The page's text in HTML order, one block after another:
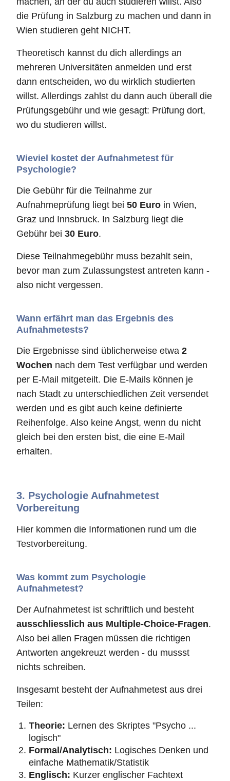
die Prüfung in Salzburg zu machen und dann in
Wien studieren geht NICHT.
Theoretisch kannst du dich allerdings an
mehreren Universitäten anmelden und erst
dann entscheiden, wo du wirklich studierten
willst. Allerdings zahlst du dann auch überall die
Prüfungsgebühr und wie gesagt: Prüfung dort,
wo du studieren willst.
Wieviel kostet der Aufnahmetest für
Psychologie?
Die Gebühr für die Teilnahme zur
Aufnahmeprüfung liegt bei 50 Euro in Wien,
Graz und Innsbruck. In Salzburg liegt die
Gebühr bei 30 Euro.
Diese Teilnahmegebühr muss bezahlt sein,
bevor man zum Zulassungstest antreten kann -
also nicht vergessen.
Wann erfährt man das Ergebnis des
Aufnahmetests?
Die Ergebnisse sind üblicherweise etwa 2
Wochen nach dem Test verfügbar und werden
per E-Mail mitgeteilt. Die E-Mails können je
nach Stadt zu unterschiedlichen Zeit versendet
werden und es gibt auch keine definierte
Reihenfolge. Also keine Angst, wenn du nicht
gleich bei den ersten bist, die eine E-Mail
erhalten.
3. Psychologie Aufnahmetest
Vorbereitung
Hier kommen die Informationen rund um die
Testvorbereitung.
Was kommt zum Psychologie
Aufnahmetest?
Der Aufnahmetest ist schriftlich und besteht
ausschliesslich aus Multiple-Choice-Fragen.
Also bei allen Fragen müssen die richtigen
Antworten angekreuzt werden - du mussst
nichts schreiben.
Insgesamt besteht der Aufnahmetest aus drei
Teilen:
Theorie: Lernen des Skriptes "Psycho ...
logisch"
Formal/Analytisch: Logisches Denken und
einfache Mathematik/Statistik
Englisch: Kurzer englischer Fachtext